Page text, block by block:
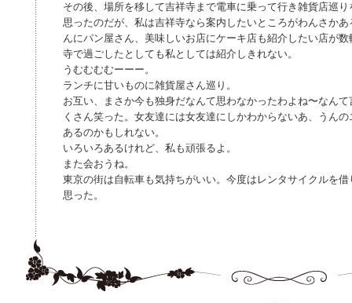
その後、場所を移して吉祥寺まで電車に乗って行き雑貨店巡り
思ったのだが、私は吉祥寺なら案内したいところがわんさか
んにパン屋さん、美味しいお店にケーキ店も紹介したい店が
寺で過ごしたとしても私としては紹介しきれない。
うむむむむーーー。
ランチに甘いものに雑貨屋さん巡り。
お互い、まさか今も独身だなんて思わなかったわよね〜なん
くさん笑った。女友達には女友達にしかわからないあ、うん
あるのかもしれない。
いろいろあるけれど、私も頑張るよ。
また会おうね。
東京の街は自転車も気持ちがいい。今度はレンタサイクルを
思った。